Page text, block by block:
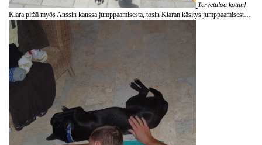
Tervetuloa kotiin!
Klara pitää myös Anssin kanssa jumppaamisesta, tosin Klaran käsitys jumppaamisesta eroaa hiukan Anssin käsityksestä: Anssi jumppaa ja Klara makaa lattialla vieressä :)